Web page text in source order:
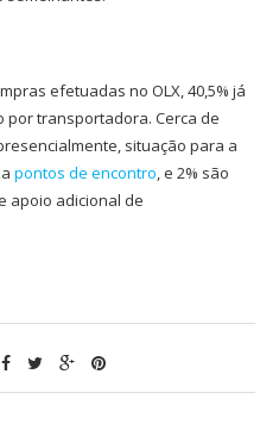
efetuadas no OLX, 40,5% já
transportadora. Cerca de
situação para a
pontos de encontro, e 2% são
apoio adicional de